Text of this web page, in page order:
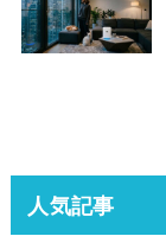
人気記事